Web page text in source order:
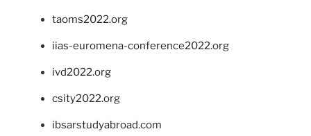
taoms2022.org
iias-euromena-conference2022.org
ivd2022.org
csity2022.org
ibsarstudyabroad.com